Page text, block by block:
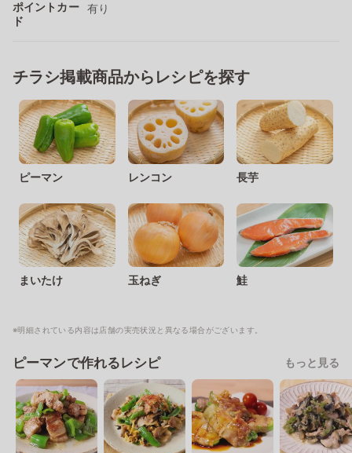
ポイントカー
ド
有り
チラシ掲載商品からレシピを探す
ピーマン レンコン 長芋
まいたけ 玉ねぎ 鮭
※明細されている内容は店舗の実売状況と異なる場合がございます。
ピーマンで作れるレシピ もっと見る